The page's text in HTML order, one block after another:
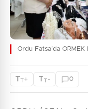
Ordu Fatsa’da
TT+ TT - 0